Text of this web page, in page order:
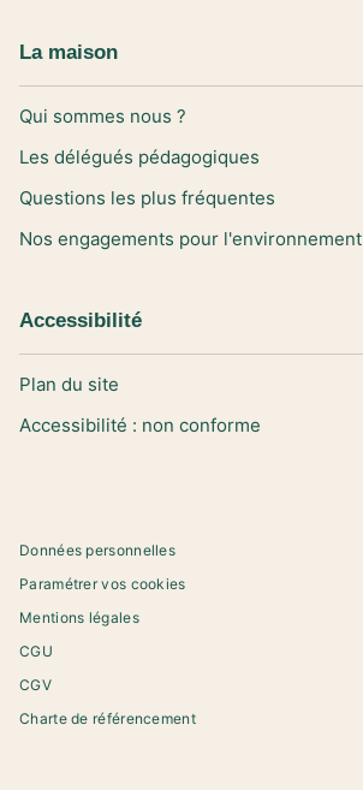
La maison
Qui sommes nous ?
Les délégués pédagogiques
Questions les plus fréquentes
Nos engagements pour l'environnement
Accessibilité
Plan du site
Accessibilité : non conforme
Données personnelles
Paramétrer vos cookies
Mentions légales
CGU
CGV
Charte de référencement